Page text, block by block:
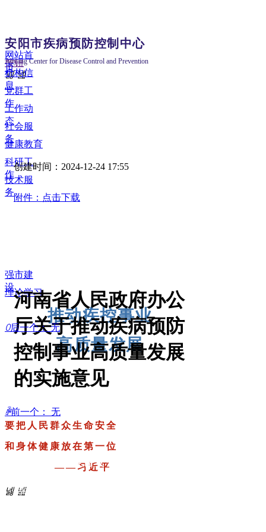
安阳市疾病预防控制中心
Anyang Center for Disease Control and Prevention
按钮
넳 넲
网站首
页
机构信
息
党群工
作
工作动
态
社会服
务
健康教育
科研工
作
技术服
务
打造区域公共卫生中心
助力强市建设
推动疾控事业
高质量发展
要把人民群众生命安全
和身体健康放在第一位
——习近平
要把人民群众生命安全
넳 넲
强市建
设
理论学习
创建时间： 2024-12-24 17:55
附件：点击下载
河南省人民政府办公
厅关于推动疾病预防
控制事业高质量发展
的实施意见
ꄴ前一个： 无
ꄲ后一个： 无
电话：0372-5122000